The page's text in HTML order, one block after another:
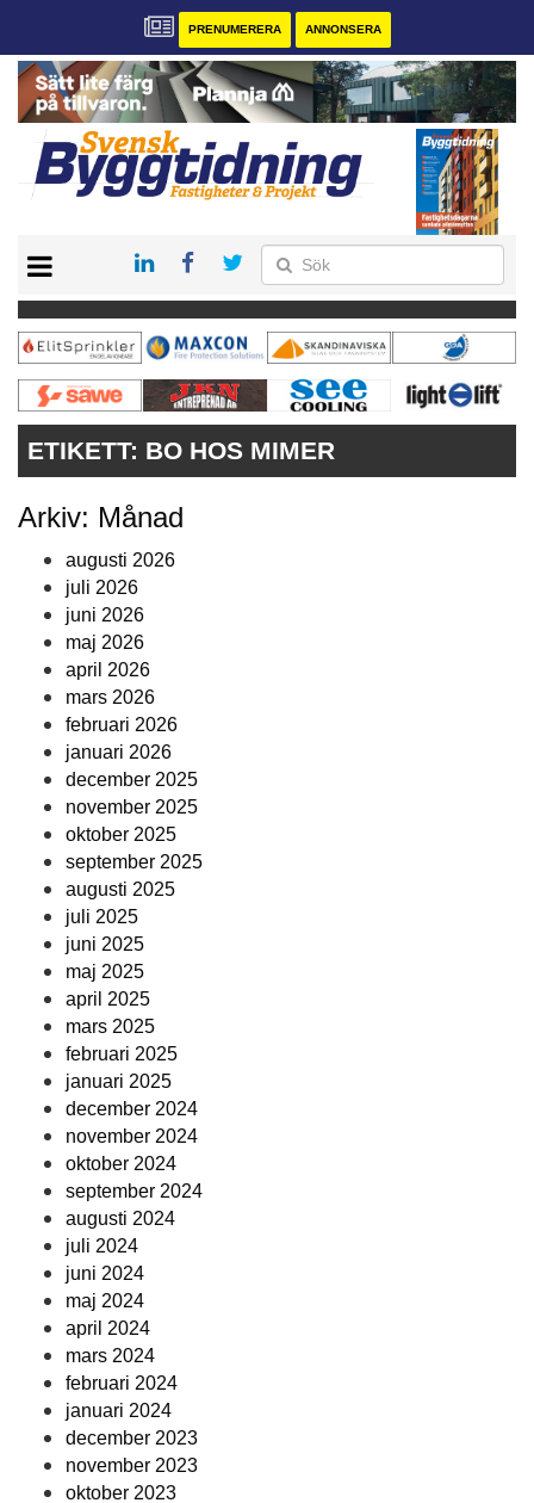
PRENUMERERA ANNONSERA
PRENUMERERA
VÅRA ANDRA MAGASIN
ANNONSERA
KONTAKT
ETIKETT: BO HOS MIMER
Arkiv: Månad
augusti 2026
juli 2026
juni 2026
maj 2026
april 2026
mars 2026
februari 2026
januari 2026
december 2025
november 2025
oktober 2025
september 2025
augusti 2025
juli 2025
juni 2025
maj 2025
april 2025
mars 2025
februari 2025
januari 2025
december 2024
november 2024
oktober 2024
september 2024
augusti 2024
juli 2024
juni 2024
maj 2024
april 2024
mars 2024
februari 2024
januari 2024
december 2023
november 2023
oktober 2023